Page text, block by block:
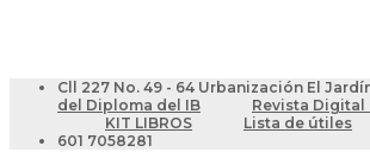
Cll 227 No. 49 - 64 Urbanización El
del Diploma del IB
Revista Digital
KIT LIBROS
Lista de útiles
601 7058281